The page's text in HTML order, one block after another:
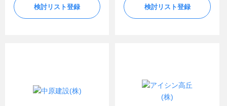
検討リスト登録 検討リスト登録